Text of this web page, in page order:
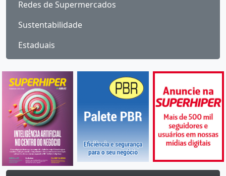
Redes de Supermercados
Sustentabilidade
Estaduais